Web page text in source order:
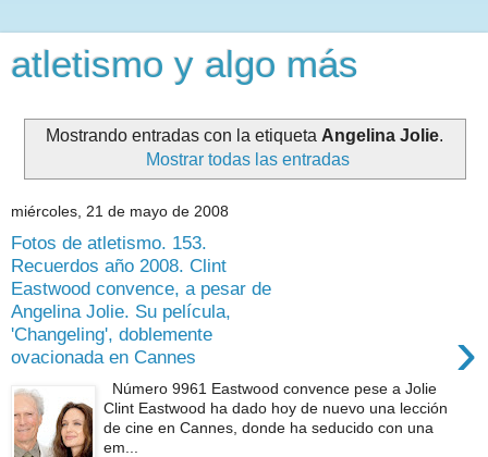
atletismo y algo más
Mostrando entradas con la etiqueta Angelina Jolie.
Mostrar todas las entradas
miércoles, 21 de mayo de 2008
Fotos de atletismo. 153.
Recuerdos año 2008. Clint
Eastwood convence, a pesar de
Angelina Jolie. Su película,
'Changeling', doblemente
ovacionada en Cannes
›
Número 9961 Eastwood convence pese a Jolie
Clint Eastwood ha dado hoy de nuevo una lección
de cine en Cannes, donde ha seducido con una
em...